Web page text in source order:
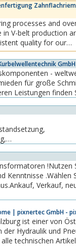
for the...
processes and
in V-belt production
quality for our
your plans are, with
we always offer
specialists are
requirements in
GmbH
-
für große
Leistungen finden
Informationen
Homepage.Wir
!Nutzen
Kenntnisse .Wählen
Verkauf,
| pixnertec GmbH -
ist einer von
der Hydraulik und
technischen